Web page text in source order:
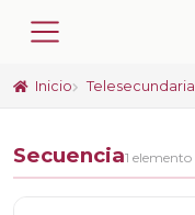
Inicio Telesecundaria
Secuencia1 elemento